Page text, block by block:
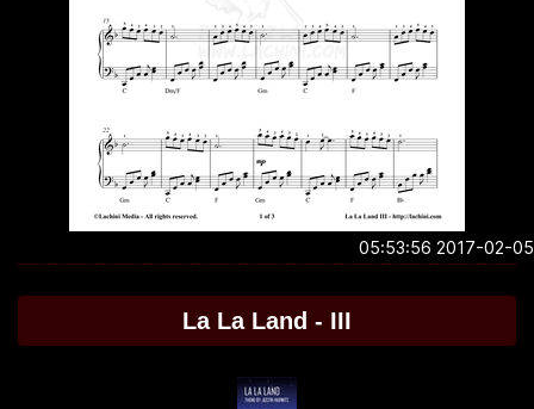
2017-02-05
La La Land - III